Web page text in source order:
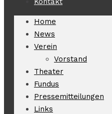
Home
News
Verein
Vorstand
Theater
Fundus
Pressemitteilungen
Links